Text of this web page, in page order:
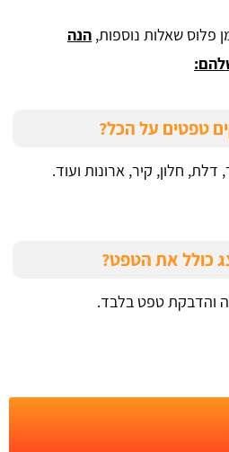
פלוס שאלות נוספות, הנה
טפטים על הכל?
חלון, קיר, ארונות ועוד.
כולל את הטפט?
והדבקת טפט בלבד.